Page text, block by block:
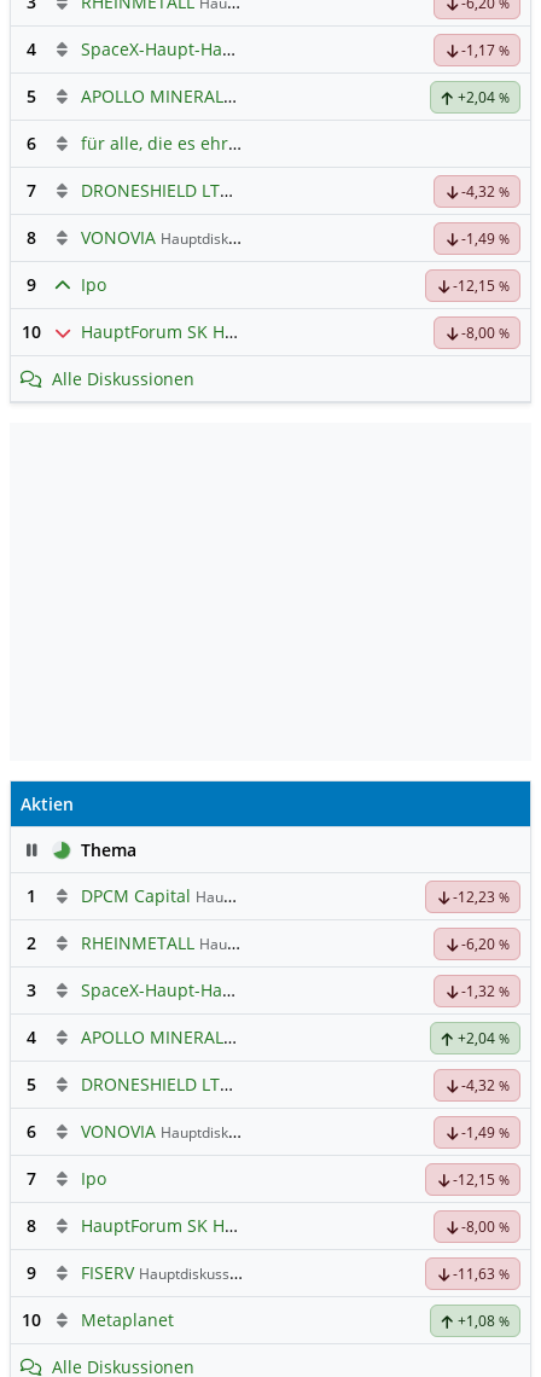
%
4 SpaceX-Haupt-Hauptforum -1,17 %
5 APOLLO MINERALS +2,04 %
6 für alle, die es ehrlich meinen beim Traden.
7 DRONESHIELD LTD -4,32 %
8 VONOVIA Hauptdiskussion -1,49 %
9 Ipo -12,15 %
10 HauptForum SK HYNIC -8,00 %
Alle Diskussionen
Aktien
PauseThema
1
DPCM Capital Hauptdiskussion -12,23 %
2 RHEINMETALL Hauptdiskussion -6,20 %
3 SpaceX-Haupt-Hauptforum -1,32 %
4 APOLLO MINERALS +2,04 %
5 DRONESHIELD LTD -4,32 %
6 VONOVIA Hauptdiskussion -1,49 %
7 Ipo -12,15 %
8 HauptForum SK HYNIC -8,00 %
9 FISERV Hauptdiskussion -11,63 %
10 Metaplanet +1,08 %
Alle Diskussionen